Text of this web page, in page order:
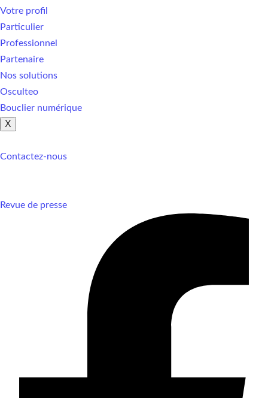
Votre profil
Particulier
Professionnel
Partenaire
Nos solutions
Osculteo
Bouclier numérique
X
Contactez-nous
Revue de presse